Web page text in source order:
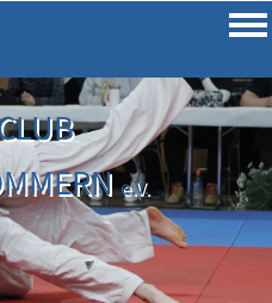
e.V.